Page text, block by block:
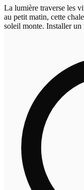
La lumière traverse les
au petit matin, cette
soleil monte. Installer